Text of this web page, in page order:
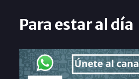
Para estar al día